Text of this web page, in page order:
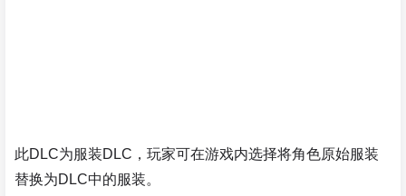
此DLC为服装DLC，玩家可在游戏内选择将角色原始服装
替换为DLC中的服装。